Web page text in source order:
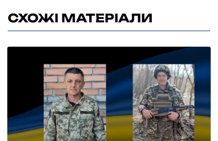
СХОЖІ МАТЕРІАЛИ